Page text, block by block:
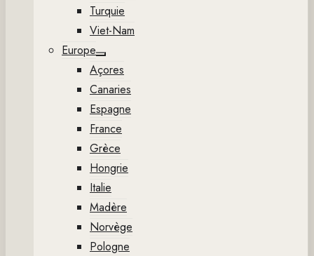
Turquie
Viet-Nam
Europe
Show
sub
menu
Açores
Canaries
Espagne
France
Grèce
Hongrie
Italie
Madère
Norvège
Pologne